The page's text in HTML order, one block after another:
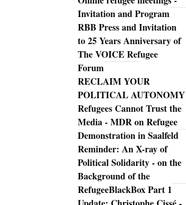
Invitation and Program
RBB Press and Invitation
to 25 Years Anniversary of
The VOICE Refugee
Forum
RECLAIM YOUR
POLITICAL AUTONOMY
Refugees Cannot Trust the
Media - MDR on Refugee
Demonstration in Saalfeld
Reminder: An X-ray of
Political Solidarity - on the
Background of the
RefugeeBlackBox Part 1